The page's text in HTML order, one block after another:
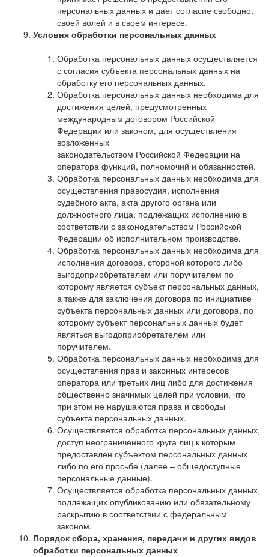
персональных данных и дает согласие свободно,
своей волей и в своем интересе.
Условия обработки персональных данных
Обработка персональных данных осуществляется
с согласия субъекта персональных данных на
обработку его персональных данных.
Обработка персональных данных необходима для
достижения целей, предусмотренных
международным договором Российской
Федерации или законом, для осуществления
возложенных
законодательством Российской Федерации на
оператора функций, полномочий и обязанностей.
Обработка персональных данных необходима для
осуществления правосудия, исполнения
судебного акта, акта другого органа или
должностного лица, подлежащих исполнению в
соответствии с законодательством Российской
Федерации об исполнительном производстве.
Обработка персональных данных необходима для
исполнения договора, стороной которого либо
выгодоприобретателем или поручителем по
которому является субъект персональных данных,
а также для заключения договора по инициативе
субъекта персональных данных или договора, по
которому субъект персональных данных будет
являться выгодоприобретателем или
поручителем.
Обработка персональных данных необходима для
осуществления прав и законных интересов
оператора или третьих лиц либо для достижения
общественно значимых целей при условии, что
при этом не нарушаются права и свободы
субъекта персональных данных.
Осуществляется обработка персональных данных,
доступ неограниченного круга лиц к которым
предоставлен субъектом персональных данных
либо по его просьбе (далее – общедоступные
персональные данные).
Осуществляется обработка персональных данных,
подлежащих опубликованию или обязательному
раскрытию в соответствии с федеральным
законом.
Порядок сбора, хранения, передачи и других видов
обработки персональных данных